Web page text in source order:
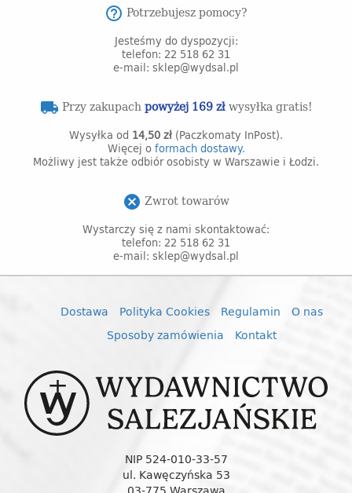
help_outline Potrzebujesz pomocy?
Jesteśmy do dyspozycji:
telefon: 22 518 62 31
e-mail: sklep@wydsal.pl
local_shipping Przy zakupachpowyżej 169 złwysyłka gratis!
Wysyłka od 14,50 zł (Paczkomaty InPost).
Więcej o formach dostawy.
Możliwy jest także odbiór osobisty w Warszawie i Łodzi.
cancel Zwrot towarów
Wystarczy się z nami skontaktować:
telefon: 22 518 62 31
e-mail: sklep@wydsal.pl
Dostawa Polityka Cookies Regulamin
O nas
Sposoby zamówienia
Kontakt
NIP 524-010-33-57
ul. Kawęczyńska 53